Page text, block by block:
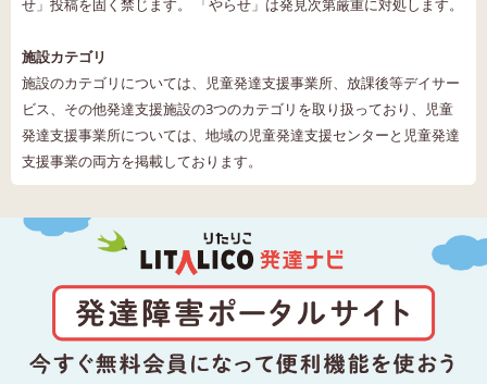
施設カテゴリ
施設のカテゴリについては、児童発達支援事業所、放課後等デイサー
ビス、その他発達支援施設の3つのカテゴリを取り扱っており、児童
発達支援事業所については、地域の児童発達支援センターと児童発達
支援事業の両方を掲載しております。